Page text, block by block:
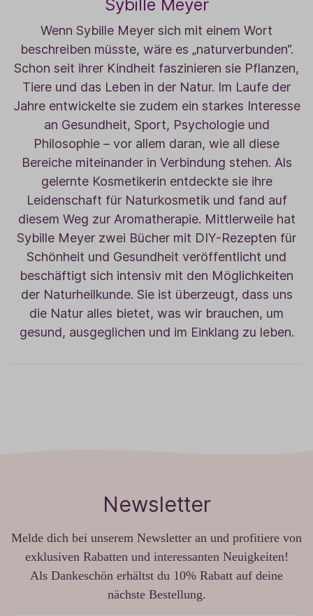
Sybille Meyer
Wenn Sybille Meyer sich mit einem Wort
beschreiben müsste, wäre es „naturverbunden“.
Schon seit ihrer Kindheit faszinieren sie Pflanzen,
Tiere und das Leben in der Natur. Im Laufe der
Jahre entwickelte sie zudem ein starkes Interesse
an Gesundheit, Sport, Psychologie und
Philosophie – vor allem daran, wie all diese
Bereiche miteinander in Verbindung stehen. Als
gelernte Kosmetikerin entdeckte sie ihre
Leidenschaft für Naturkosmetik und fand auf
diesem Weg zur Aromatherapie. Mittlerweile hat
Sybille Meyer zwei Bücher mit DIY-Rezepten für
Schönheit und Gesundheit veröffentlicht und
beschäftigt sich intensiv mit den Möglichkeiten
der Naturheilkunde. Sie ist überzeugt, dass uns
die Natur alles bietet, was wir brauchen, um
gesund, ausgeglichen und im Einklang zu leben.
Newsletter
Melde dich bei unserem Newsletter an und profitiere von
exklusiven Rabatten und interessanten Neuigkeiten!
Als Dankeschön erhältst du 10% Rabatt auf deine
nächste Bestellung.